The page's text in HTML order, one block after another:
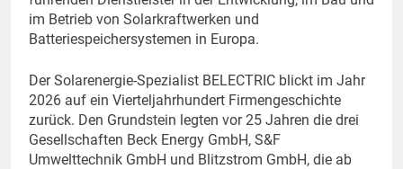
im Betrieb von Solarkraftwerken und
Batteriespeichersystemen in Europa.
Der Solarenergie-Spezialist BELECTRIC blickt im Jahr
2026 auf ein Vierteljahrhundert Firmengeschichte
zurück. Den Grundstein legten vor 25 Jahren die drei
Gesellschaften Beck Energy GmbH, S&F
Umwelttechnik GmbH und Blitzstrom GmbH, die ab